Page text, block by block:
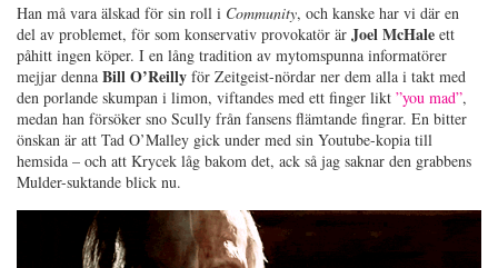
Han må vara älskad för sin roll i Community, och kanske har vi där en
del av problemet, för som konservativ provokatör är Joel McHale ett
påhitt ingen köper. I en lång tradition av mytomspunna informatörer
mejjar denna Bill O’Reilly för Zeitgeist-nördar ner dem alla i takt med
den porlande skumpan i limon, viftandes med ett finger likt ”you mad”,
medan han försöker sno Scully från fansens flämtande fingrar. En bitter
önskan är att Tad O’Malley gick under med sin Youtube-kopia till
hemsida – och att Krycek låg bakom det, ack så jag saknar den grabbens
Mulder-suktande blick nu.